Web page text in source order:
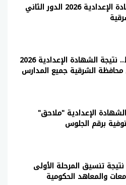
نتيجة الشهادة الإعدادية 2026 الدور الثاني
بالاسم فقط.. نتيجة الشهادة الإعدادية 2026
محافظة الشرقية جميع المدارس
الإعدادية "ملاحق"
برقم الجلوس
تنسيق المرحلة الأولى
والمعاهد الحكومية